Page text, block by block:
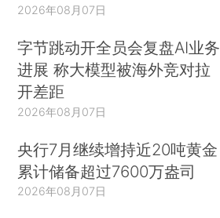
2026年08月07日
字节跳动开全员会复盘AI业务
进展 称大模型被海外竞对拉
开差距
2026年08月07日
央行7月继续增持近20吨黄金
累计储备超过7600万盎司
2026年08月07日